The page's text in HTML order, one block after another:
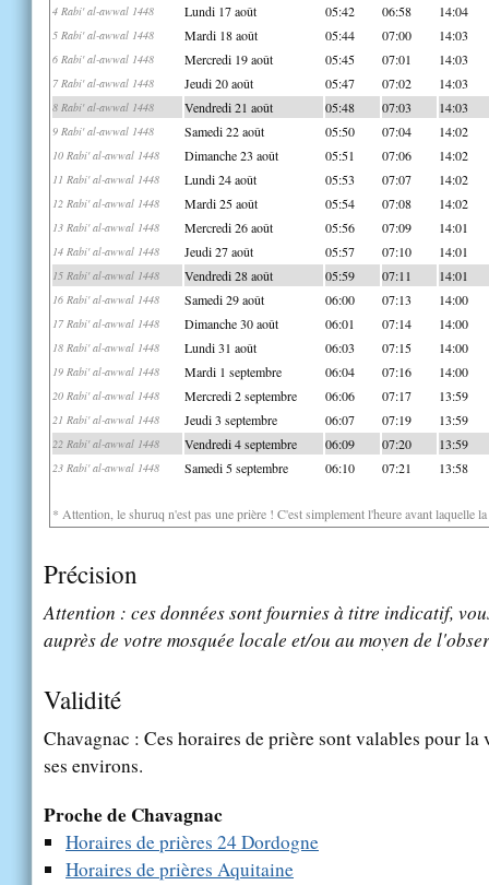
4 Rabi' al-awwal 1448 Lundi 17 août 05:42 06:58 14:04
5 Rabi' al-awwal 1448 Mardi 18 août 05:44 07:00 14:03
6 Rabi' al-awwal 1448 Mercredi 19 août 05:45 07:01 14:03
7 Rabi' al-awwal 1448 Jeudi 20 août 05:47 07:02 14:03
8 Rabi' al-awwal 1448 Vendredi 21 août 05:48 07:03 14:03
9 Rabi' al-awwal 1448 Samedi 22 août 05:50 07:04 14:02
10 Rabi' al-awwal 1448 Dimanche 23 août 05:51 07:06 14:02
11 Rabi' al-awwal 1448 Lundi 24 août 05:53 07:07 14:02
12 Rabi' al-awwal 1448 Mardi 25 août 05:54 07:08 14:02
13 Rabi' al-awwal 1448 Mercredi 26 août 05:56 07:09 14:01
14 Rabi' al-awwal 1448 Jeudi 27 août 05:57 07:10 14:01
15 Rabi' al-awwal 1448 Vendredi 28 août 05:59 07:11 14:01
16 Rabi' al-awwal 1448 Samedi 29 août 06:00 07:13 14:00
17 Rabi' al-awwal 1448 Dimanche 30 août 06:01 07:14 14:00
18 Rabi' al-awwal 1448 Lundi 31 août 06:03 07:15 14:00
19 Rabi' al-awwal 1448 Mardi 1 septembre 06:04 07:16 14:00
20 Rabi' al-awwal 1448 Mercredi 2 septembre 06:06 07:17 13:59
21 Rabi' al-awwal 1448 Jeudi 3 septembre 06:07 07:19 13:59
22 Rabi' al-awwal 1448 Vendredi 4 septembre 06:09 07:20 13:59
23 Rabi' al-awwal 1448 Samedi 5 septembre 06:10 07:21 13:58
* Attention, le shuruq n'est pas une prière ! C'est simplement l'heure avant laquelle
Précision
Attention : ces données sont fournies à titre indicatif,
auprès de votre mosquée locale et/ou au moyen de
Validité
Chavagnac : Ces horaires de prière sont valables pour
ses environs.
Proche de Chavagnac
Horaires de prières 24 Dordogne
Horaires de prières Aquitaine